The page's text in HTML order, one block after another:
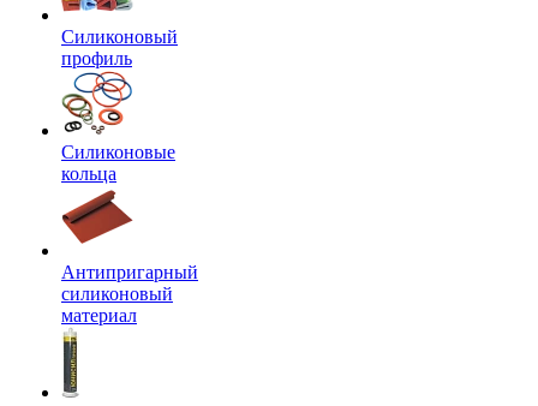
Силиконовый
профиль
Силиконовые
кольца
Антипригарный
силиконовый
материал